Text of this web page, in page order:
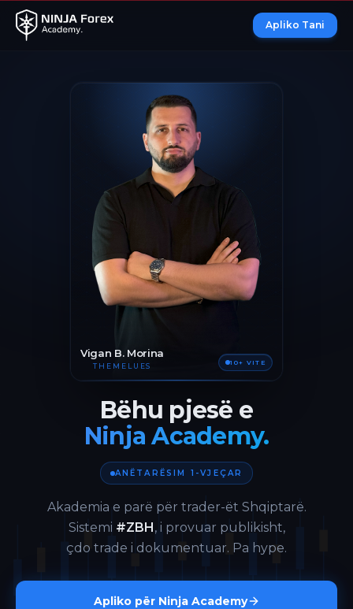
Apliko Tani
Vigan B. Morina
THEMELUES 10+ VITE
Bëhu pjesë e
Ninja Academy.
ANËTARËSIM 1-VJEÇAR
Akademia e parë për trader-ët Shqiptarë.
Sistemi #ZBH, i provuar publikisht,
çdo trade i dokumentuar. Pa hype.
Apliko për Ninja Academy